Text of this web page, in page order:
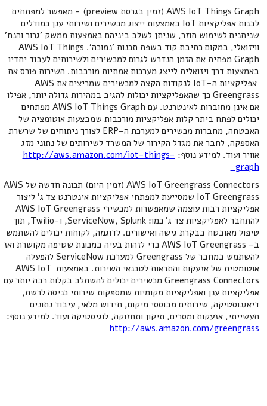
AWS IoT Things Graph (זמין בגרסת preview) - מאפשר למפתחים
לבנות אפליקציות IoT באמצעות ייצוג מכשירים ושירותי ענן כמודלים
שניתנים לשימוש חוזר, שניתן לשלב ביניהם באמצעות ממשק 'גרור והנח'
וויזואלי, במקום כתיבת קוד בשפת תכנות 'נמוכה'. AWS IoT Things
Graph מפחית את הזמן הנדרש לגרום למכשירים ולשירותים לעבוד יחדיו
באמצעות דרך ויזואלית לייצג מערכות אמתיות מורכבות. השירות פורס את
אפליקציות ה-IoT לנקודות הקצה למכשירים שמריצים את AWS
Greengrass כך שהאפליקציות יכולות להגיב במהירות גדולה יותר, אפילו
אם אינן מחוברות לאינטרנט. עם AWS IoT Things Graph מפתחים
יכולים לפתח ביתר קלות אפליקציות מורכבות שמבצעות אוטומציה של
האבטחה, מחברות מכשירים למערכת ה-ERP לצורך ניתוחים של שרשרת
האספקה, לחבר את מגדל הקירור של המשרד לשירותים של נתוני מזג
אוויר ועוד. למידע נוסף: http://aws.amazon.com/iot-things-
graph
AWS IoT Greengrass Connectors (זמין היום) תכונה חדשה של AWS
IoT Greengrass שמסייעת למפתחי אפליקציות אינטרנט צד ג' ליצור
אפליקציות רבות עוצמה שמאפשרות למכשירי AWS IoT Greengrass
להתחבר לאפליקציות צד ג' כמו: ServiceNow, Splunk, ו-Twilio, תוך
טיפול מאובטח בבקרת גישה ואישורים. לדוגמה, לקוחות יכולים להשתמש
ב- AWS IoT Greengrass כדי לזהות בעיה במכונת שטיפה מקושרת ואז
להשתמש במחבר של Greengrass למערכת ServiceNow להפעלה
אוטומטית של אזעקות והתראות לטכנאי השירות. באמצעות AWS IoT
Greengrass Connectors מכשירים יכולים להשתלב בקלות רבה יותר עם
אפליקציות ענן ואפליקציות מקומיות שמספקות שירותי כניסה לרשת,
דיאגנוסטיקה, שירותים מבוססי מיקום, חידוש מלאי, עיבוד נתונים
תעשייתי, אזעקות ומסרים, תיקון ותחזוקה, לוגיסטיקה ועוד. למידע נוסף:
http://aws.amazon.com/greengrass